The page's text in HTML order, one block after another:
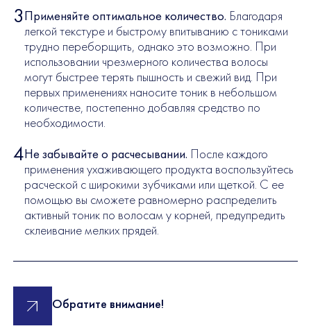
Применяйте оптимальное количество. Благодаря
легкой текстуре и быстрому впитыванию с тониками
трудно переборщить, однако это возможно. При
использовании чрезмерного количества волосы
могут быстрее терять пышность и свежий вид. При
первых применениях наносите тоник в небольшом
количестве, постепенно добавляя средство по
необходимости.
Не забывайте о расчесывании. После каждого
применения ухаживающего продукта воспользуйтесь
расческой с широкими зубчиками или щеткой. С ее
помощью вы сможете равномерно распределить
активный тоник по волосам у корней, предупредить
склеивание мелких прядей.
Обратите внимание!